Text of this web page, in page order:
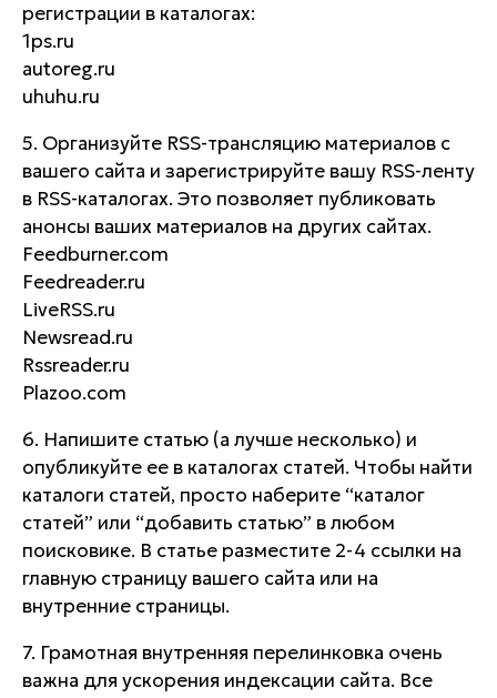
регистрации в каталогах:
1ps.ru
autoreg.ru
uhuhu.ru
5. Организуйте RSS-трансляцию материалов с
вашего сайта и зарегистрируйте вашу RSS-ленту
в RSS-каталогах. Это позволяет публиковать
анонсы ваших материалов на других сайтах.
Feedburner.com
Feedreader.ru
LiveRSS.ru
Newsread.ru
Rssreader.ru
Plazoo.com
6. Напишите статью (а лучше несколько) и
опубликуйте ее в каталогах статей. Чтобы найти
каталоги статей, просто наберите “каталог
статей” или “добавить статью” в любом
поисковике. В статье разместите 2-4 ссылки на
главную страницу вашего сайта или на
внутренние страницы.
7. Грамотная внутренняя перелинковка очень
важна для ускорения индексации сайта. Все